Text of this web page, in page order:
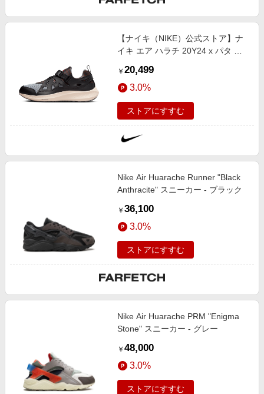
【ナイキ（NIKE）公式ストア】ナ
イキ エア ハラチ 20Y24 x パタ メ
ク
￥ 20,499
3.0%
ストアにすすむ
Nike Air Huarache Runner "Black
Anthracite" スニーカー - ブラック
￥ 36,100
3.0%
ストアにすすむ
Nike Air Huarache PRM "Enigma
Stone" スニーカー - グレー
￥ 48,000
3.0%
ストアにすすむ